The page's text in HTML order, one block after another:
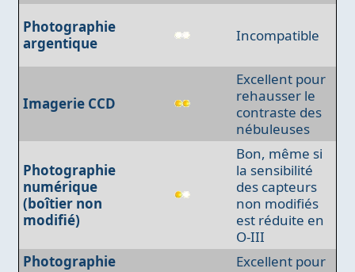
Photographie
argentique
Incompatible
Imagerie CCD
Excellent pour
rehausser le
contraste des
nébuleuses
Photographie
numérique
(boîtier non
modifié)
Bon, même si
la sensibilité
des capteurs
non modifiés
est réduite en
O-III
Photographie
Excellent pour